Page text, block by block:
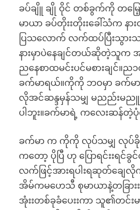
ခပ်ချိူ ချို ဝိုင် တစ်ခွက်ကို တမြ
မာယာ ခပ်တိုးးတိုးးခေါ်သံက န
ပြသလောက် လက်ထပ်ပြီးသွား
နားမှာပဲနေချင်တယ်ဆိုတဲ့သူက အ
ညနေစာထမင်းပင်မစားချင်။ည
ခက်မာရယ်။ကိုကို ဘဝမှာ ခက်မ
လိုအင်ဆန္ဒမှန်သမျှ မညည်းမညူ
ပါဘူး။ခက်မာရဲ့ ကလေးဆန်တဲ့ပုံ
ခက်မာ က ကိုကို လုပ်သမျှ လုပ်ခိုင်
ကတော့ ပိုပြီ ဟု ပြောရင်းးရ
လက်ဖြင့်အားရပါးရဆုတ်ချေ
အိမ်ကမဟေသီ စုမာယာနဲ့တခြားး
အုံးးတစ်ခုခံပေးးကာ သူ၏တင်